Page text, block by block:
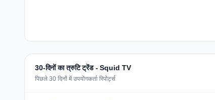
30-दिनों का त्रुटि ट्रेंड - Squid TV
पिछले 30 दिनों में उपयोगकर्ता रिपोर्ट्स